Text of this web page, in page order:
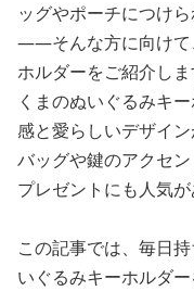
ッグやポーチにつけ
——そんな方に向けて
ホルダーをご紹介しま
くまのぬいぐるみキ
感と愛らしいデザイン
バッグや鍵のアクセ
プレゼントにも人気が
この記事では、毎日
いぐるみキーホルダー